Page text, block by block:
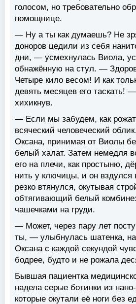
голосом, но требовательно
помощнице.
— Ну а ты как думаешь? Не
доноров цедили из себя
дни, — усмехнулась Виола,
обнажённую на стул. —
Четыре кило весом! И как
девять месяцев его таскать!
хихикнув.
— Если мы забудем, как
всяческий человеческий
Оксана, принимая от Виолы
белый халат. Затем немедля
его на плечи, как простыню,
нить у ключицы, и он вздулся
резко втянулся, окутывая
обтягивающий белый
чашечками на груди.
— Может, через пару лет
ты, — улыбнулась шатенка,
Оксана с каждой секундой
бодрее, будто и не рожала
Бывшая пациентка
надела серые ботинки из
которые окутали её ноги без